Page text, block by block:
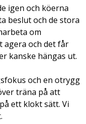
igen och köerna
beslut och de stora
om
agera och det får
kanske hängas ut.
och en otrygg
träna på att
ett klokt sätt. Vi